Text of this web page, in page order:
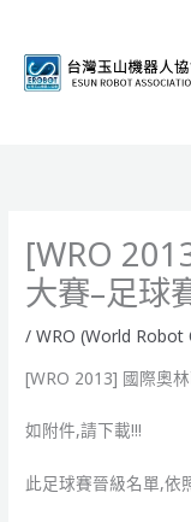
[WRO
大賽–足球
/WRO (World Robot
[WRO 2013] 國際奧
如附件,請下載!!!
此足球賽晉級名單,依